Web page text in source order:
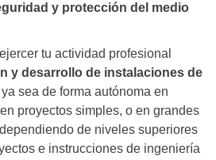
y protección del medio
tu actividad profesional
y desarrollo de instalaciones de
ya sea de forma autónoma en
proyectos simples, o en grandes
de niveles superiores
e instrucciones de ingeniería